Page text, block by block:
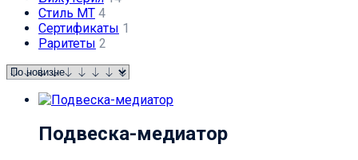
Стиль МТ 4
Сертификаты 1
Раритеты 2
Подвеска-медиатор